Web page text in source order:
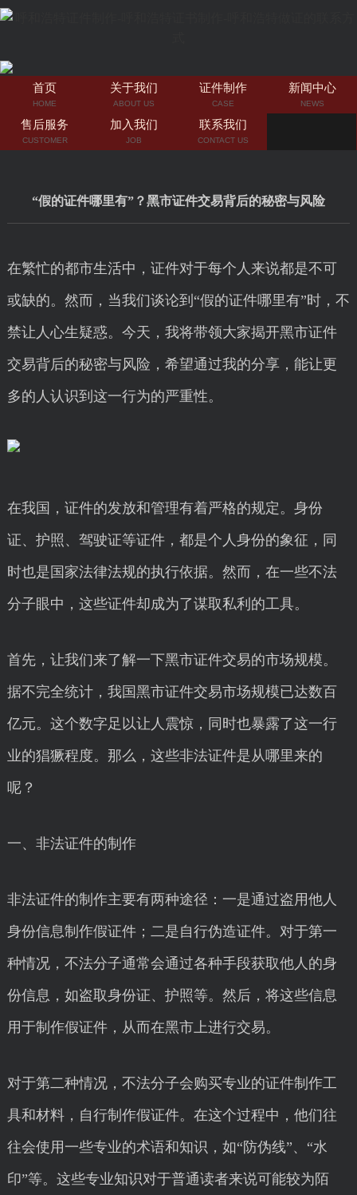
首页
HOME
关于我们
ABOUT US
证件制作
CASE
新闻中心
NEWS
售后服务
CUSTOMER
加入我们
JOB
联系我们
CONTACT US
“假的证件哪里有”？黑市证件交易背后的秘密与风险
在繁忙的都市生活中，证件对于每个人来说都是不可
或缺的。然而，当我们谈论到“假的证件哪里有”时，不
禁让人心生疑惑。今天，我将带领大家揭开黑市证件
交易背后的秘密与风险，希望通过我的分享，能让更
多的人认识到这一行为的严重性。
在我国，证件的发放和管理有着严格的规定。身份
证、护照、驾驶证等证件，都是个人身份的象征，同
时也是国家法律法规的执行依据。然而，在一些不法
分子眼中，这些证件却成为了谋取私利的工具。
首先，让我们来了解一下黑市证件交易的市场规模。
据不完全统计，我国黑市证件交易市场规模已达数百
亿元。这个数字足以让人震惊，同时也暴露了这一行
业的猖獗程度。那么，这些非法证件是从哪里来的
呢？
一、非法证件的制作
非法证件的制作主要有两种途径：一是通过盗用他人
身份信息制作假证件；二是自行伪造证件。对于第一
种情况，不法分子通常会通过各种手段获取他人的身
份信息，如盗取身份证、护照等。然后，将这些信息
用于制作假证件，从而在黑市上进行交易。
对于第二种情况，不法分子会购买专业的证件制作工
具和材料，自行制作假证件。在这个过程中，他们往
往会使用一些专业的术语和知识，如“防伪线”、“水
印”等。这些专业知识对于普通读者来说可能较为陌